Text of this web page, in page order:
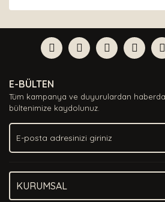
Yorum Yaz
formunu kullanarak tarafımıza
Görüş ve önerileriniz için teşekkür
Ürün açıklamasında eksik bilgiler
Ürün bilgilerinde hatalar bulunuyor.
Ürün fiyatı diğer sitelerden daha
Bu ürüne benzer farklı alternatifler
E-BÜLTEN
Tüm kampanya ve duyurulardan
bültenimize kaydolunuz.
KURUMSAL